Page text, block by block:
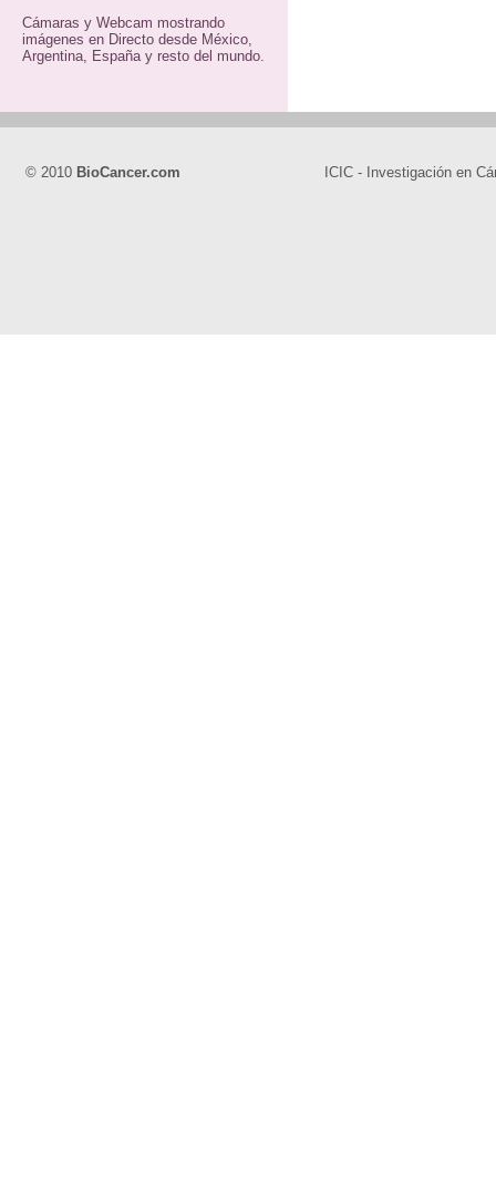
Cámaras y Webcam mostrando
imágenes en Directo desde México,
Argentina, España y resto del mundo.
© 2010 BioCancer.com ICIC - Investigación en